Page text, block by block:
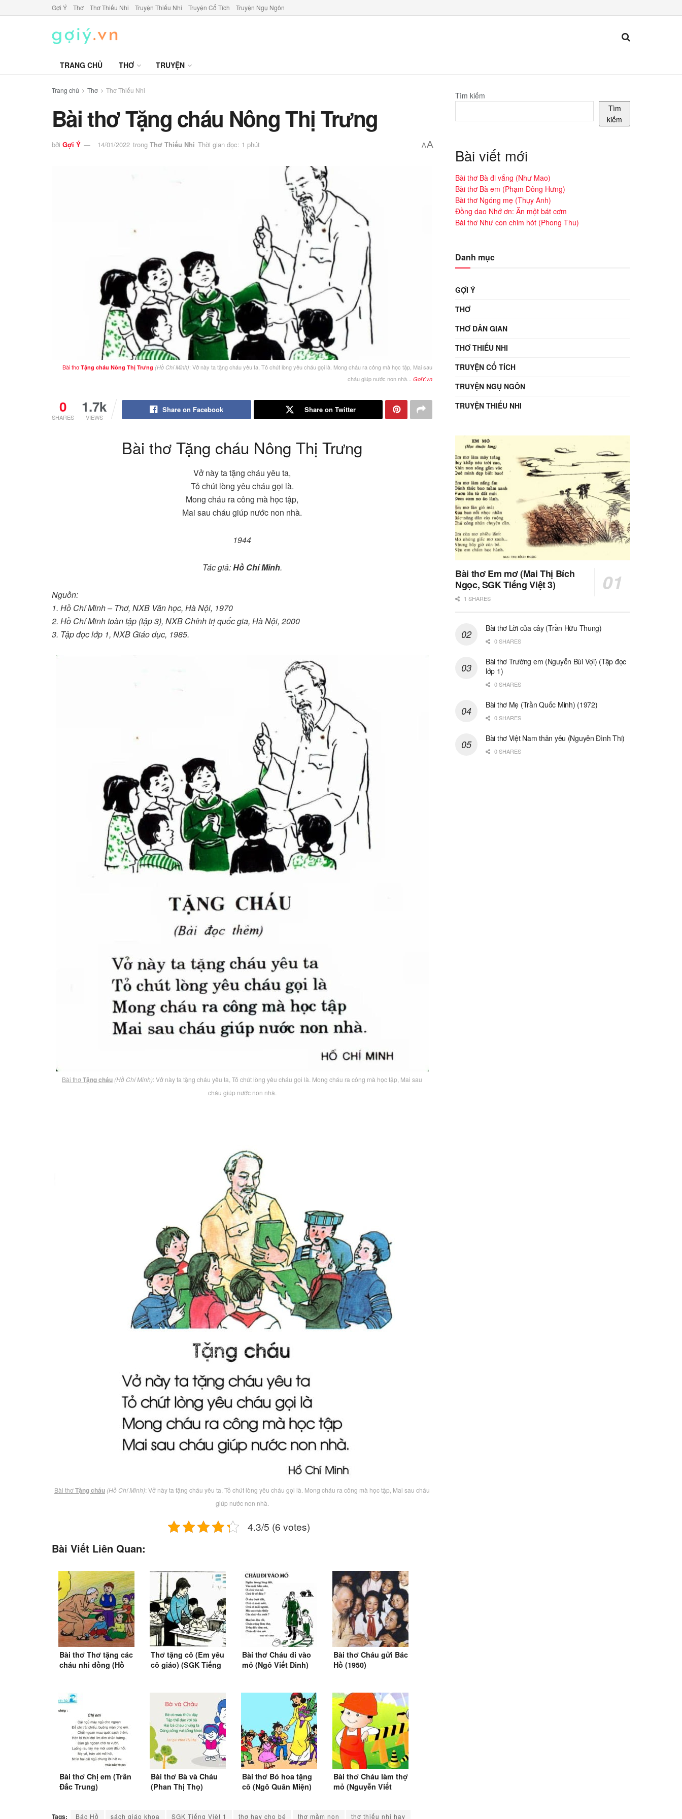
Gợi Ý Thơ Thơ Thiếu Nhi Truyện Thiếu Nhi Truyện Cổ Tích Truyện Ngụ Ngôn
TRANG CHỦ THƠ TRUYỆN
Trang chủ Thơ Thơ Thiếu Nhi
Bài thơ Tặng cháu Nông Thị Trưng
bởi Gợi Ý 14/01/2022 trong Thơ Thiếu Nhi Thời gian đọc: 1 phút AA
Bài thơTặng cháu Nông Thị Trưng (Hồ Chí Minh): Vở này ta tặng cháu yêu ta, Tỏ chút lòng yêu cháu gọi là. Mong cháu ra công mà học tập, Mai sau
cháu giúp nước non nhà... GoiY.vn
0
SHARES
1.7k
VIEWS
Share on Facebook Share on Twitter
Bài thơ Tặng cháu Nông Thị Trưng
Vở này ta tặng cháu yêu ta,
Tỏ chút lòng yêu cháu gọi là.
Mong cháu ra công mà học tập,
Mai sau cháu giúp nước non nhà.
1944
Tác giả:Hồ Chí Minh.
Nguồn:
1. Hồ Chí Minh – Thơ, NXB Văn học, Hà Nội, 1970
2. Hồ Chí Minh toàn tập (tập 3), NXB Chính trị quốc gia, Hà Nội, 2000
3. Tập đọc lớp 1, NXB Giáo dục, 1985.
Bài thơTặng cháu (Hồ Chí Minh): Vở này ta tặng cháu yêu ta, Tỏ chút lòng yêu cháu gọi là. Mong cháu ra công mà học tập, Mai sau
cháu giúp nước non nhà.
Bài thơTặng cháu (Hồ Chí Minh): Vở này ta tặng cháu yêu ta, Tỏ chút lòng yêu cháu gọi là. Mong cháu ra công mà học tập, Mai sau cháu
giúp nước non nhà.
4.3/5 (6 votes)
Bài Viết Liên Quan:
Bài thơ Thơ tặng các
cháu nhi đồng (Hồ
Thơ tặng cô (Em yêu
cô giáo) (SGK Tiếng
Bài thơ Cháu đi vào
mỏ (Ngô Viết Dinh)
Bài thơ Cháu gửi Bác
Hồ (1950)
Bài thơ Chị em (Trần
Đắc Trung)
Bài thơ Bà và Cháu
(Phan Thị Thọ)
Bài thơ Bó hoa tặng
cô (Ngô Quân Miện)
Bài thơ Cháu làm thợ
mỏ (Nguyễn Viết
Tags: Bác Hồ sách giáo khoa SGK Tiếng Việt 1 thơ hay cho bé thơ mầm non thơ thiếu nhi hay
Tìm kiếm
Tìm
kiếm
Bài viết mới
Bài thơ Bà đi vắng (Như Mao)
Bài thơ Bà em (Phạm Đông Hưng)
Bài thơ Ngóng mẹ (Thụy Anh)
Đồng dao Nhớ ơn: Ăn một bát cơm
Bài thơ Như con chim hót (Phong Thu)
Danh mục
GỢI Ý
THƠ
THƠ DÂN GIAN
THƠ THIẾU NHI
TRUYỆN CỔ TÍCH
TRUYỆN NGỤ NGÔN
TRUYỆN THIẾU NHI
Bài thơ Em mơ (Mai Thị Bích
Ngọc, SGK Tiếng Việt 3)
1 SHARES
Bài thơ Lời của cây (Trần Hữu Thung)
0 SHARES
Bài thơ Trường em (Nguyễn Bùi Vợi) (Tập đọc
lớp 1)
0 SHARES
Bài thơ Mẹ (Trần Quốc Minh) (1972)
0 SHARES
Bài thơ Việt Nam thân yêu (Nguyễn Đình Thi)
0 SHARES